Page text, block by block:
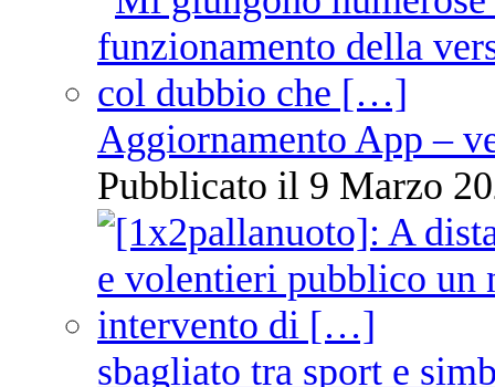
Aggiornamento App –
Pubblicato il 9 Marzo
sbagliato tra sport e